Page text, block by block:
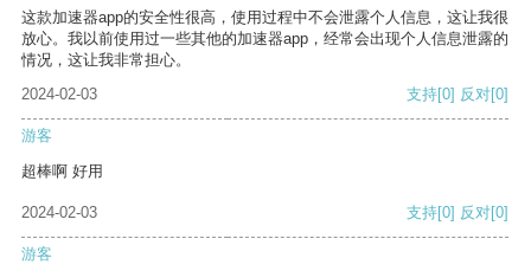
这款加速器app的安全性很高，使用过程中不会泄露个人信息，这让我很
放心。我以前使用过一些其他的加速器app，经常会出现个人信息泄露的
情况，这让我非常担心。
2024-02-03
支持[0] 反对[0]
游客
超棒啊 好用
2024-02-03 支持[0] 反对[0]
游客